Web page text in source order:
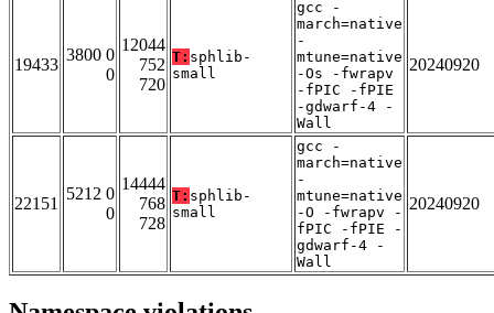
19433
3800 0
0
12044
752
720
T: sphlib-
small
gcc -
march=native
-
mtune=native
-Os -fwrapv
-fPIC -fPIE
-gdwarf-4 -
Wall
20240920
22151
5212 0
0
14444
768
728
T: sphlib-
small
gcc -
march=native
-
mtune=native
-O -fwrapv -
fPIC -fPIE -
gdwarf-4 -
Wall
20240920